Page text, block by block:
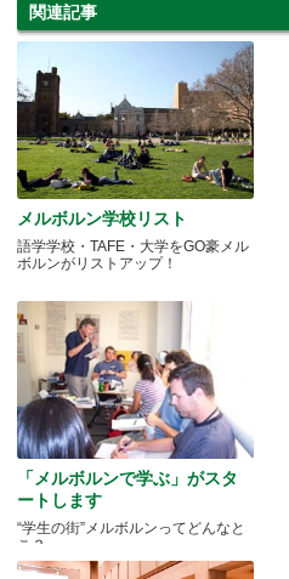
関連記事
メルボルン学校リスト
語学学校・TAFE・大学をGO豪メル
ボルンがリストアップ！
「メルボルンで学ぶ」がスタ
ートします
“学生の街”メルボルンってどんなと
こ？